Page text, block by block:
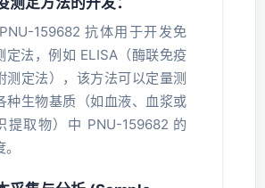
159682 抗体用于开发免
定法，例如 ELISA（酶联免疫
测定法），该方法可以定量测
种生物基质（如血液、血浆或
提取物）中 PNU-159682 的